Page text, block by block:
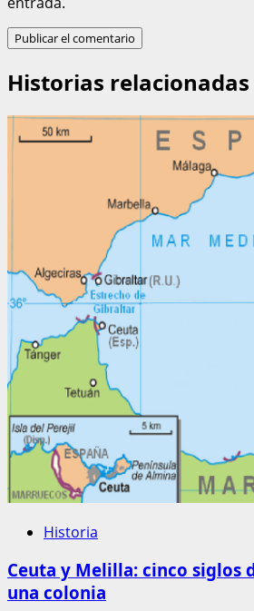
Historias relacionadas
Historia
Ceuta y Melilla: cinco siglos
una colonia